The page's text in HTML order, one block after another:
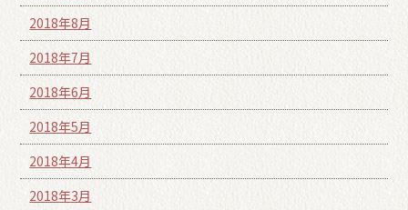
2018年8月
2018年7月
2018年6月
2018年5月
2018年4月
2018年3月